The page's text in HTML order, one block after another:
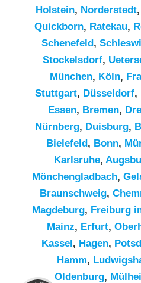
Holstein, Norderstedt,
Quickborn, Ratekau,
Schenefeld ,
Stockelsdorf,
München, Köln,
Stuttgart, Düsseldorf,
Essen, Bremen,
Nürnberg, Duisburg,
Bielefeld , Bonn,
Karlsruhe,
Mönchengladbach,
Braunschweig,
Magdeburg, Freiburg
Mainz, Erfurt,
Kassel , Hagen,
Hamm,
Oldenburg,
Kundenbewertungen und Erfahrungen zu